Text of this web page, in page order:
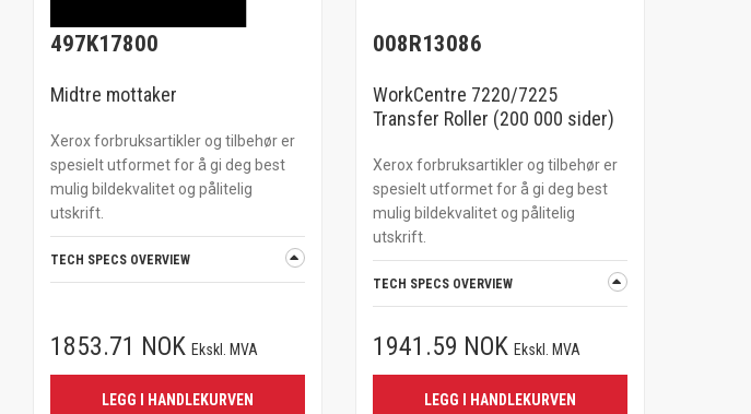
497K17800
Midtre mottaker
Xerox forbruksartikler og tilbehør er
spesielt utformet for å gi deg best
mulig bildekvalitet og pålitelig
utskrift.
TECH SPECS OVERVIEW
1853.71 NOK Ekskl. MVA
LEGG I HANDLEKURVEN
008R13086
WorkCentre 7220/7225
Transfer Roller (200 000 sider)
Xerox forbruksartikler og tilbehør er
spesielt utformet for å gi deg best
mulig bildekvalitet og pålitelig
utskrift.
TECH SPECS OVERVIEW
1941.59 NOK Ekskl. MVA
LEGG I HANDLEKURVEN